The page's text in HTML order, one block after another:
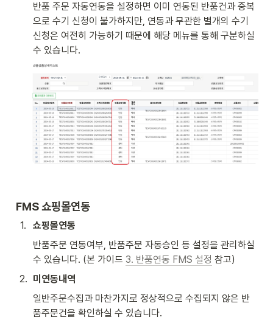
반품 주문 자동연동을 설정하면 이미 연동된 반품건과 중복
으로 수기 신청이 불가하지만, 연동과 무관한 별개의 수기
신청은 여전히 가능하기 때문에 해당 메뉴를 통해 구분하실
수 있습니다.
FMS 쇼핑몰연동
1.
쇼핑몰연동
반품주문 연동여부, 반품주문 자동승인 등 설정을 관리하실
수 있습니다. (본 가이드 3. 반품연동 FMS 설정 참고)
2. 미연동내역
일반주문수집과 마찬가지로 정상적으로 수집되지 않은 반
품주문건을 확인하실 수 있습니다.